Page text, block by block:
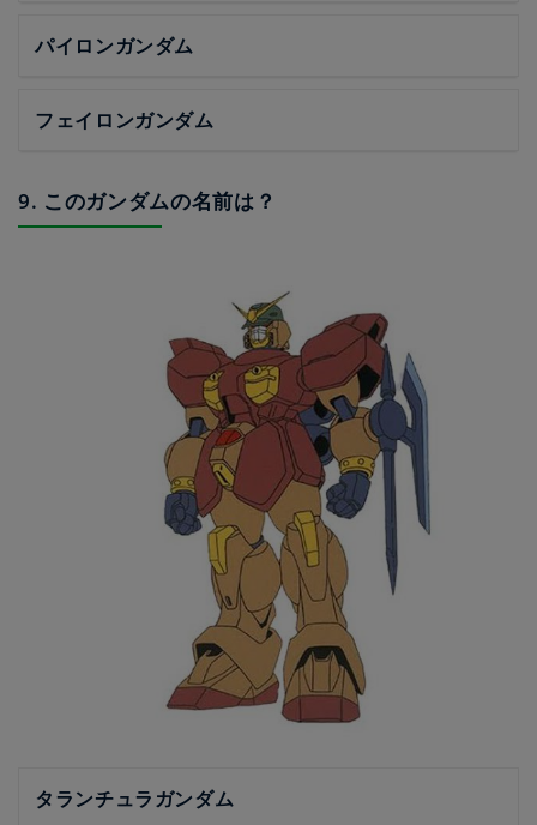
パイロンガンダム
フェイロンガンダム
9. このガンダムの名前は？
タランチュラガンダム